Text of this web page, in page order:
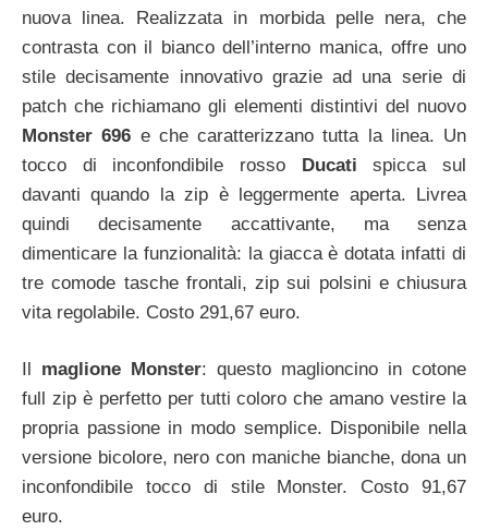
nuova linea. Realizzata in morbida pelle nera, che
contrasta con il bianco dell’interno manica, offre uno
stile decisamente innovativo grazie ad una serie di
patch che richiamano gli elementi distintivi del nuovo
Monster 696 e che caratterizzano tutta la linea. Un
tocco di inconfondibile rosso Ducatispicca sul
davanti quando la zip è leggermente aperta. Livrea
quindi decisamente accattivante, ma senza
dimenticare la funzionalità: la giacca è dotata infatti di
tre comode tasche frontali, zip sui polsini e chiusura
vita regolabile. Costo 291,67 euro.
maglione Monster: questo maglioncino in cotone
full zip è perfetto per tutti coloro che amano vestire la
propria passione in modo semplice. Disponibile nella
versione bicolore, nero con maniche bianche, dona un
inconfondibile tocco di stile Monster. Costo 91,67
euro.